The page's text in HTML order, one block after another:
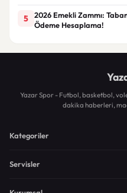
5
2026 Emekli Zammı:
Ödeme Hesaplama!
Yazar Spor - Futbol, basketbol,
dakika haberleri,
Kategoriler
Servisler